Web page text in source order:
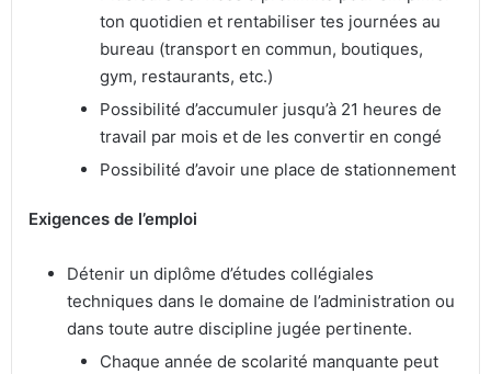
ton quotidien et rentabiliser tes journées au
bureau (transport en commun, boutiques,
gym, restaurants, etc.)
Possibilité d’accumuler jusqu’à 21 heures de
travail par mois et de les convertir en congé
Possibilité d’avoir une place de stationnement
Exigences de l’emploi
Détenir un diplôme d’études collégiales
techniques dans le domaine de l’administration ou
dans toute autre discipline jugée pertinente.
Chaque année de scolarité manquante peut